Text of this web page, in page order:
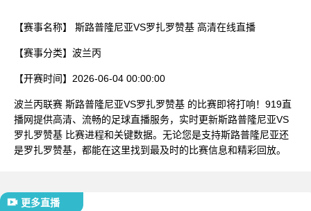
【赛事名称】 斯路普隆尼亚VS罗扎罗赞基 高清在线直播
【赛事分类】 波兰丙
【开赛时间】 2026-06-04 00:00:00
波兰丙联赛 斯路普隆尼亚VS罗扎罗赞基 的比赛即将打响！919直
播网提供高清、流畅的足球直播服务，实时更新斯路普隆尼亚VS
罗扎罗赞基 比赛进程和关键数据。无论您是支持斯路普隆尼亚还
是罗扎罗赞基，都能在这里找到最及时的比赛信息和精彩回放。
更多直播